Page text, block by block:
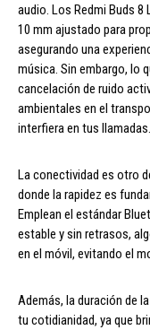
audio. Los Redmi Buds
10 mm ajustado para
asegurando una
música. Sin embargo, lo
cancelación de ruido
ambientales en el
interfiera en tus llamadas.
La conectividad es otro
donde la rapidez es
Emplean el estándar
estable y sin retrasos,
en el móvil, evitando el
Además, la duración de
tu cotidianidad, ya que